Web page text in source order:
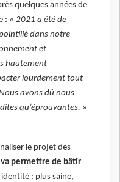
quelques années de
: « 2021 a été de
dans notre
et
hautement
lourdement tout
avons dû nous
qu’éprouvantes. »
le projet des
permettre de bâtir
: plus saine,